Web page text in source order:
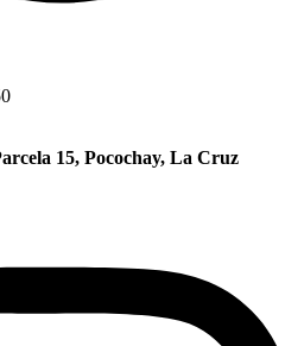
15, Pocochay, La Cruz